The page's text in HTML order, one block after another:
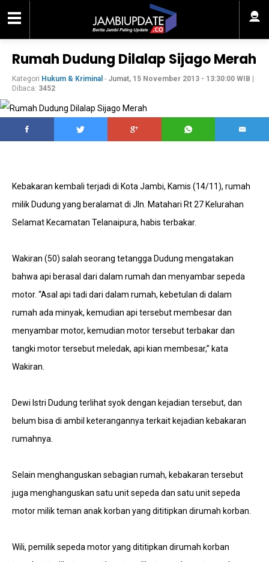
Rumah Dudung Dilalap Sijago Merah
Kategori Hukum & Kriminal - Jumat, 15 November 2013 - 13:30:00 WIB
Dibaca: 3452
Kebakaran kembali terjadi di Kota Jambi, Kamis (14/11), rumah
milik Dudung yang beralamat di Jln. Matahari Rt 27 Kelurahan
Selamat Kecamatan Telanaipura, habis terbakar.
Wakiran (50) salah seorang tetangga Dudung mengatakan
bahwa api berasal dari dalam rumah dan menyambar sepeda
motor. “Asal api tadi dari dalam rumah, kebetulan di dalam
rumah ada minyak, kemudian api tersebut membesar dan
menyambar motor, kemudian motor tersebut terbakar dan
tangki motor tersebut meledak, api kian membesar,” kata
Wakiran.
Dewi Istri Dudung terlihat syok dengan kejadian tersebut, dan
belum bisa di ambil keterangannya terkait kejadian kebakaran
rumahnya.
Selain menghanguskan sebagian rumah, kebakaran tersebut
juga menghanguskan satu unit sepeda dan satu unit sepeda
motor milik teman anak korban yang dititipkan dirumah korban.
Wili, pemilik sepeda motor yang dititipkan dirumah korban